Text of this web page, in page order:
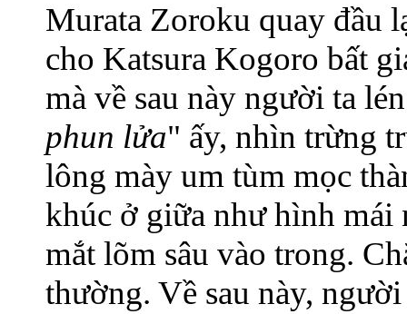
Murata Zoroku quay đầu
cho Katsura Kogoro bất
mà về sau này người ta
phun lửa" ấy, nhìn trừng
lông mày um tùm mọc
khúc ở giữa như hình mái
mắt lõm sâu vào trong.
thường. Về sau này,